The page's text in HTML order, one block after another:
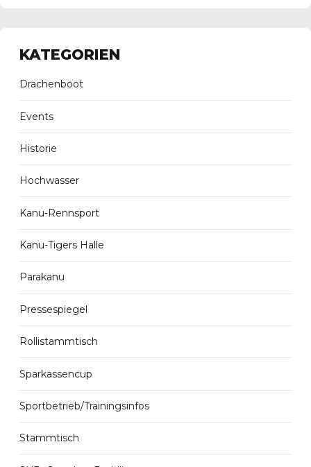
KATEGORIEN
Drachenboot
Events
Historie
Hochwasser
Kanu-Rennsport
Kanu-Tigers Halle
Parakanu
Pressespiegel
Rollistammtisch
Sparkassencup
Sportbetrieb/Trainingsinfos
Stammtisch